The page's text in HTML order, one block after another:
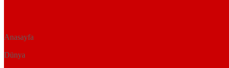
Anasayfa
Dünya